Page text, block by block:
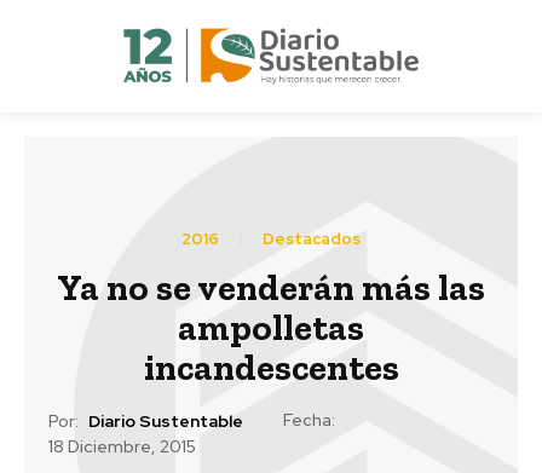
2016 Destacados
Ya no se venderán más las
ampolletas
incandescentes
Por: Diario Sustentable
Fecha:
18 Diciembre, 2015